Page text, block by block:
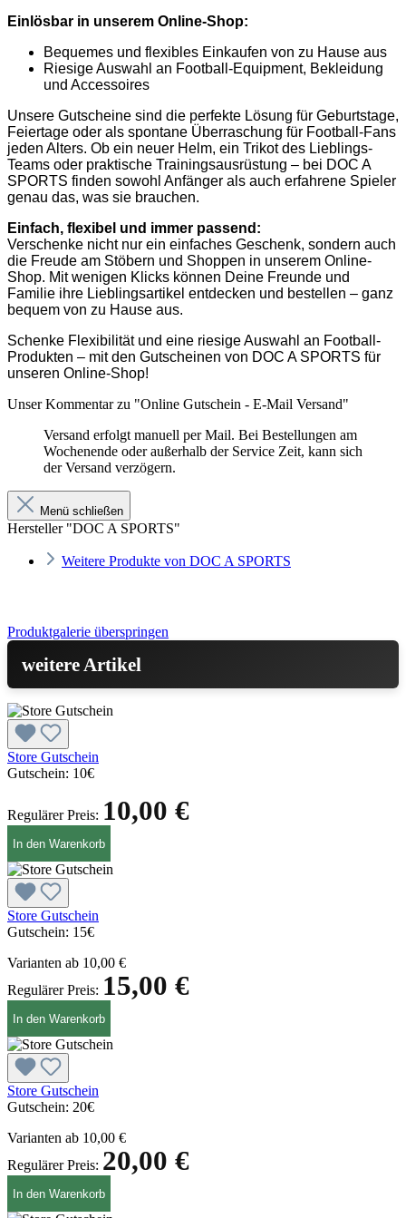
Einlösbar in unserem Online-Shop:
Bequemes und flexibles Einkaufen von zu Hause aus
Riesige Auswahl an Football-Equipment, Bekleidung
und Accessoires
Unsere Gutscheine sind die perfekte Lösung für Geburtstage,
Feiertage oder als spontane Überraschung für Football-Fans
jeden Alters. Ob ein neuer Helm, ein Trikot des Lieblings-
Teams oder praktische Trainingsausrüstung – bei DOC A
SPORTS finden sowohl Anfänger als auch erfahrene Spieler
genau das, was sie brauchen.
Einfach, flexibel und immer passend:
Verschenke nicht nur ein einfaches Geschenk, sondern auch
die Freude am Stöbern und Shoppen in unserem Online-
Shop. Mit wenigen Klicks können Deine Freunde und
Familie ihre Lieblingsartikel entdecken und bestellen – ganz
bequem von zu Hause aus.
Schenke Flexibilität und eine riesige Auswahl an Football-
Produkten – mit den Gutscheinen von DOC A SPORTS für
unseren Online-Shop!
Unser Kommentar zu "Online Gutschein - E-Mail Versand"
Versand erfolgt manuell per Mail. Bei Bestellungen am
Wochenende oder außerhalb der Service Zeit, kann sich
der Versand verzögern.
Menü schließen
Hersteller "DOC A SPORTS"
Weitere Produkte von DOC A SPORTS
Produktgalerie überspringen
weitere Artikel
Store Gutschein
Gutschein: 10€
Regulärer Preis: 10,00 €
In den Warenkorb
Store Gutschein
Gutschein: 15€
Varianten ab 10,00 €
Regulärer Preis: 15,00 €
In den Warenkorb
Store Gutschein
Gutschein: 20€
Varianten ab 10,00 €
Regulärer Preis: 20,00 €
In den Warenkorb